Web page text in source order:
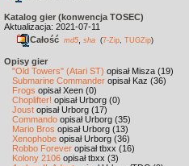
Katalog gier (konwencja TOSEC)
Aktualizacja: 2021-07-11
Całość md5 sha (7-Zip TUGZip)
Opisy gier
"Old Towers" (Atari ST) opisał Misza (19)
Submarine Commander opisał Kaz (36)
Frogs opisał Xeen (0)
Choplifter! opisał Urborg (0)
Joust opisał Urborg (17)
Commando opisał Urborg (35)
Mario Bros opisał Urborg (13)
Xenophobe opisał Urborg (36)
Robbo Forever opisał tbxx (16)
Kolony 2106 opisał tbxx (3)